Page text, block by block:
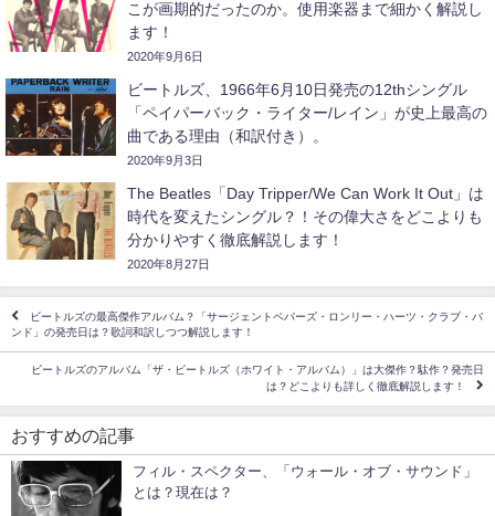
こが画期的だったのか。使用楽器まで細かく解説し
ます！
2020年9月6日
ビートルズ、1966年6月10日発売の12thシングル
「ペイパーバック・ライター/レイン」が史上最高の
曲である理由（和訳付き）。
2020年9月3日
The Beatles「Day Tripper/We Can Work It Out」は
時代を変えたシングル？！その偉大さをどこよりも
分かりやすく徹底解説します！
2020年8月27日
ビートルズの最高傑作アルバム？「サージェントペパーズ・ロンリー・ハーツ・クラブ・バ
ンド」の発売日は？歌詞和訳しつつ解説します！
ビートルズのアルバム「ザ・ビートルズ（ホワイト・アルバム）」は大傑作？駄作？発売日
は？どこよりも詳しく徹底解説します！
おすすめの記事
フィル・スペクター、「ウォール・オブ・サウンド」
とは？現在は？